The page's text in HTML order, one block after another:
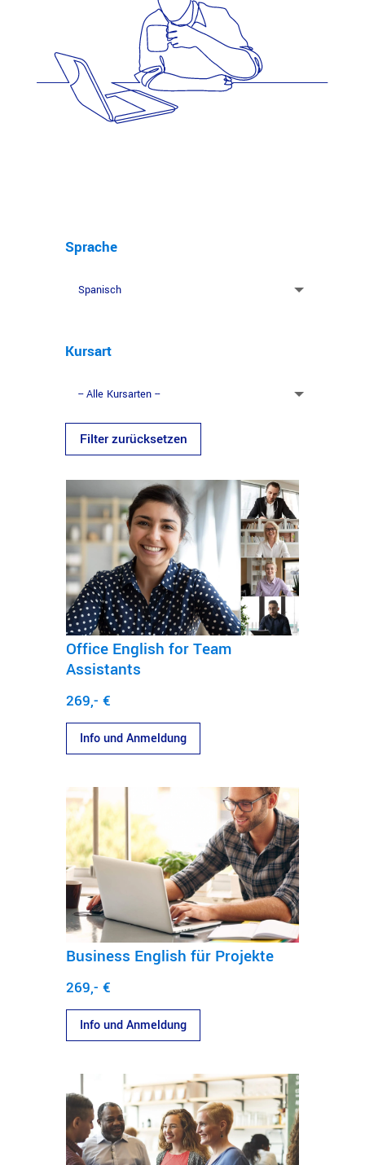
Sprache
Kursart
Filter zurücksetzen
Office English for Team
Assistants
269,- €
Info und Anmeldung
Business English für Projekte
269,- €
Info und Anmeldung